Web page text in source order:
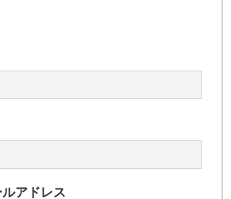
アドレス